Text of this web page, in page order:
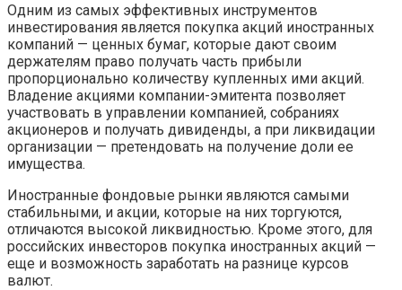
Одним из самых эффективных инструментов
инвестирования является покупка акций иностранных
компаний — ценных бумаг, которые дают своим
держателям право получать часть прибыли
пропорционально количеству купленных ими акций.
Владение акциями компании-эмитента позволяет
участвовать в управлении компанией, собраниях
акционеров и получать дивиденды, а при ликвидации
организации — претендовать на получение доли ее
имущества.
Иностранные фондовые рынки являются самыми
стабильными, и акции, которые на них торгуются,
отличаются высокой ликвидностью. Кроме этого, для
российских инвесторов покупка иностранных акций —
еще и возможность заработать на разнице курсов
валют.